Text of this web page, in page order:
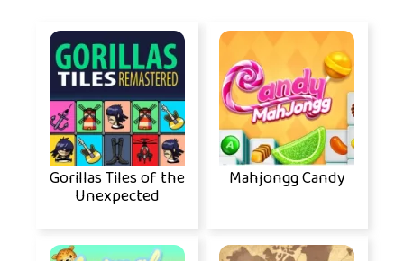
Gorillas Tiles of the
Unexpected
Mahjongg Candy